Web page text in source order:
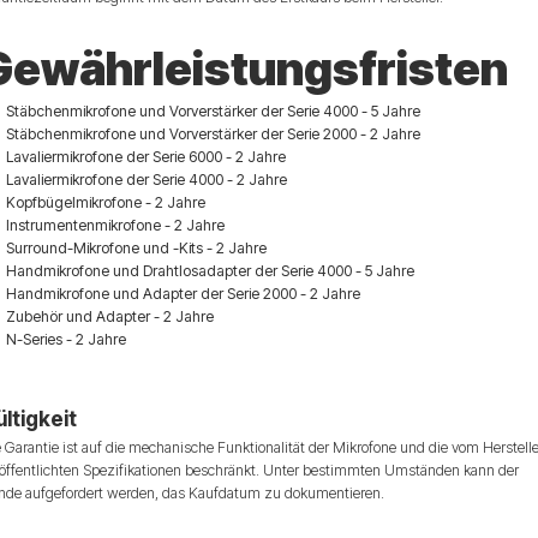
Stäbchenmikrofone und Vorverstärker der Serie 4000 - 5 Jahre
Stäbchenmikrofone und Vorverstärker der Serie 2000 - 2 Jahre
Lavaliermikrofone der Serie 6000 - 2 Jahre
Lavaliermikrofone der Serie 4000 - 2 Jahre
Kopfbügelmikrofone - 2 Jahre
Instrumentenmikrofone - 2 Jahre
Surround-Mikrofone und -Kits - 2 Jahre
Handmikrofone und Drahtlosadapter der Serie 4000 - 5 Jahre
Handmikrofone und Adapter der Serie 2000 - 2 Jahre
Zubehör und Adapter - 2 Jahre
N-Series - 2 Jahre
Garantie ist auf die mechanische Funktionalität der Mikrofone und die vom
Spezifikationen beschränkt. Unter bestimmten Umständen kann der
aufgefordert werden, das Kaufdatum zu dokumentieren.